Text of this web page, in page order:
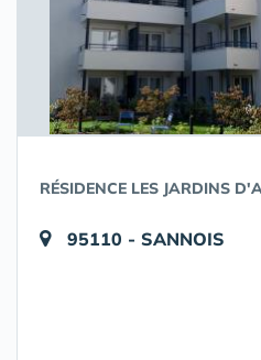
RÉSIDENCE LES JARDINS
95110 - SANNOIS